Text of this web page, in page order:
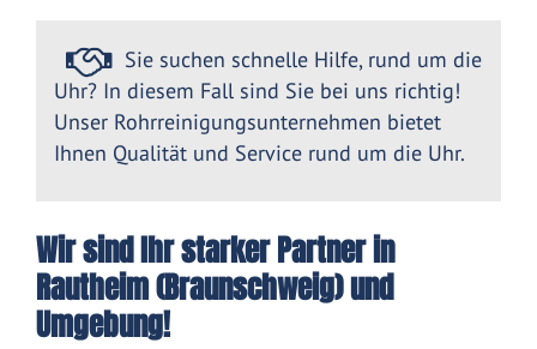
Sie suchen schnelle Hilfe, rund um die
Uhr? In diesem Fall sind Sie bei uns richtig!
Unser Rohrreinigungsunternehmen bietet
Ihnen Qualität und Service rund um die Uhr.
Wir sind Ihr starker Partner in
Rautheim (Braunschweig) und
Umgebung!